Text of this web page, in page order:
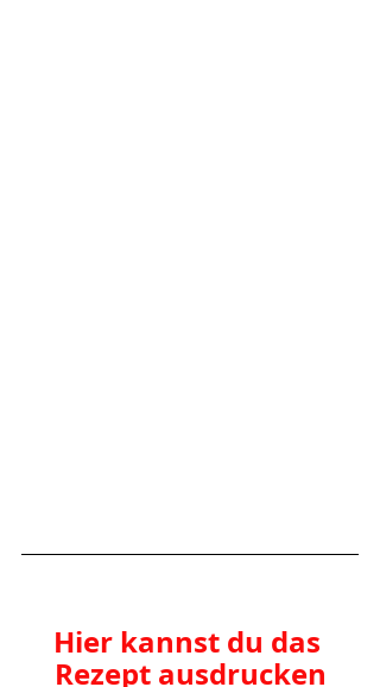
Hier kannst du das
Rezept ausdrucken